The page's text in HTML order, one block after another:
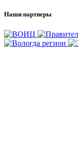
Наши партнеры